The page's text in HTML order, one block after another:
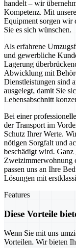
handelt – wir
Kompetenz. Mit
Equipment sorgen wir
Sie es sich wünschen.
Als erfahrene
und gewerbliche
Lagerung
Abwicklung mit
Dienstleistungen sind
ausgelegt, damit Sie
Lebensabschnitt
Bei einer
der Transport im
Schutz Ihrer Werte.
nötigen Sorgfalt und
beschädigt wird.
Zweizimmerwohnung
passen uns an Ihre
Lösungen mit
Features
Diese Vorteile
Wenn Sie mit uns
Vorteilen. Wir bieten